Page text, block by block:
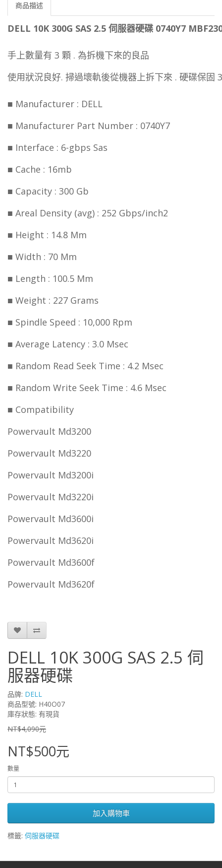
商品描述
DELL 10K 300G SAS 2.5 伺服器硬碟 0740Y7
手上數量有 3 顆 . 為拆機下來的良品
使用狀況良好. 掃過壞軌後從機器上拆下來 . 硬碟保固
■ Manufacturer : DELL
■ Manufacturer Part Number : 0740Y7
■ Interface : 6-gbps Sas
■ Cache : 16mb
■ Capacity : 300 Gb
■ Areal Density (avg) : 252 Gbps/inch2
■ Height : 14.8 Mm
■ Width : 70 Mm
■ Length : 100.5 Mm
■ Weight : 227 Grams
■ Spindle Speed : 10,000 Rpm
■ Average Latency : 3.0 Msec
■ Random Read Seek Time : 4.2 Msec
■ Random Write Seek Time : 4.6 Msec
■ Compatibility
Powervault Md3200
Powervault Md3220
Powervault Md3200i
Powervault Md3220i
Powervault Md3600i
Powervault Md3620i
Powervault Md3600f
Powervault Md3620f
DELL 10K 300G SAS 2.5 伺
服器硬碟
品牌: DELL
商品型號: H40O07
庫存狀態: 有現貨
NT$4,090元
NT$500元
數量
加入購物車
標籤: 伺服器硬碟